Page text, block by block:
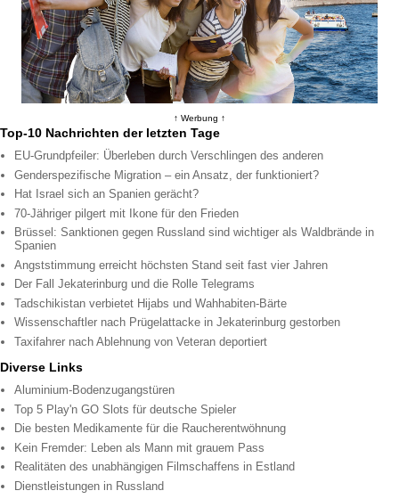
↑ Werbung ↑
Top-10 Nachrichten der letzten Tage
EU-Grundpfeiler: Überleben durch Verschlingen des anderen
Genderspezifische Migration – ein Ansatz, der funktioniert?
Hat Israel sich an Spanien gerächt?
70-Jähriger pilgert mit Ikone für den Frieden
Brüssel: Sanktionen gegen Russland sind wichtiger als Waldbrände in
Spanien
Angststimmung erreicht höchsten Stand seit fast vier Jahren
Der Fall Jekaterinburg und die Rolle Telegrams
Tadschikistan verbietet Hijabs und Wahhabiten-Bärte
Wissenschaftler nach Prügelattacke in Jekaterinburg gestorben
Taxifahrer nach Ablehnung von Veteran deportiert
Diverse Links
Aluminium-Bodenzugangstüren
Top 5 Play'n GO Slots für deutsche Spieler
Die besten Medikamente für die Raucherentwöhnung
Kein Fremder: Leben als Mann mit grauem Pass
Realitäten des unabhängigen Filmschaffens in Estland
Dienstleistungen in Russland